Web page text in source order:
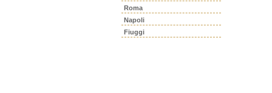
Roma
Napoli
Fiuggi